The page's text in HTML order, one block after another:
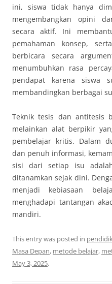
ini, siswa tidak hanya
mengembangkan opini
secara aktif. Ini
pemahaman konsep,
berbicara secara
menumbuhkan rasa
pendapat karena siswa
membandingkan berbagai
Teknik tesis dan antitesis
melainkan alat berpikir
pembelajar kritis. Dalam
dan penuh informasi,
sisi dari setiap isu
ditanamkan sejak dini.
menjadi kebiasaan
menghadapi tantangan
mandiri.
This entry was posted in
Masa Depan, metode belajar,
May 3, 2025.